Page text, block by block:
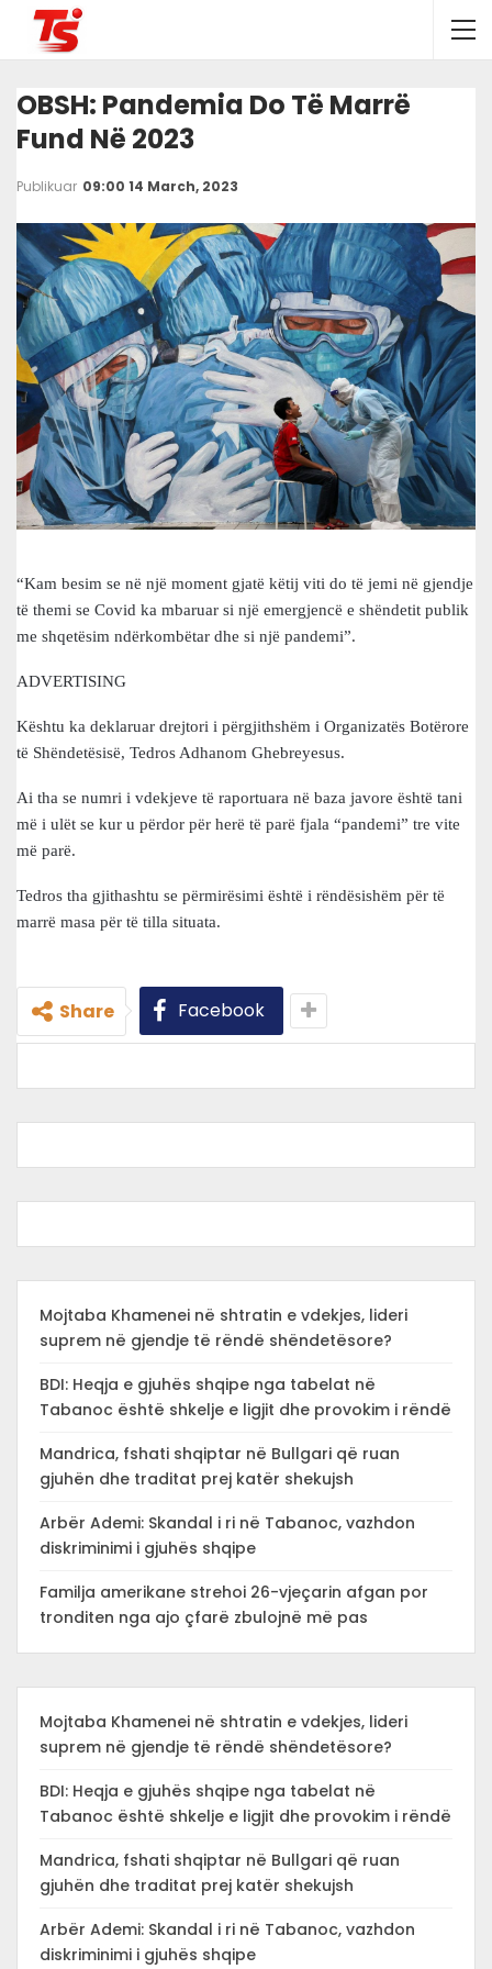
OBSH: Pandemia Do Të Marrë
Fund Në 2023
Publikuar 09:00 14 March, 2023
“Kam besim se në një moment gjatë këtij viti do të jemi në gjendje
të themi se Covid ka mbaruar si një emergjencë e shëndetit publik
me shqetësim ndërkombëtar dhe si një pandemi”.
ADVERTISING
Kështu ka deklaruar drejtori i përgjithshëm i Organizatës Botërore
të Shëndetësisë, Tedros Adhanom Ghebreyesus.
Ai tha se numri i vdekjeve të raportuara në baza javore është tani
më i ulët se kur u përdor për herë të parë fjala “pandemi” tre vite
më parë.
Tedros tha gjithashtu se përmirësimi është i rëndësishëm për të
marrë masa për të tilla situata.
Share Facebook
Mojtaba Khamenei në shtratin e vdekjes, lideri
suprem në gjendje të rëndë shëndetësore?
BDI: Heqja e gjuhës shqipe nga tabelat në
Tabanoc është shkelje e ligjit dhe provokim i rëndë
Mandrica, fshati shqiptar në Bullgari që ruan
gjuhën dhe traditat prej katër shekujsh
Arbër Ademi: Skandal i ri në Tabanoc, vazhdon
diskriminimi i gjuhës shqipe
Familja amerikane strehoi 26-vjeçarin afgan por
tronditen nga ajo çfarë zbulojnë më pas
Mojtaba Khamenei në shtratin e vdekjes, lideri
suprem në gjendje të rëndë shëndetësore?
BDI: Heqja e gjuhës shqipe nga tabelat në
Tabanoc është shkelje e ligjit dhe provokim i rëndë
Mandrica, fshati shqiptar në Bullgari që ruan
gjuhën dhe traditat prej katër shekujsh
Arbër Ademi: Skandal i ri në Tabanoc, vazhdon
diskriminimi i gjuhës shqipe